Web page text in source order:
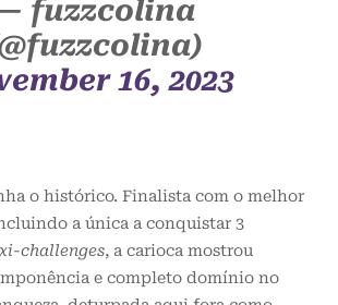
fuzzcolina
16, 2023
o histórico. Finalista com o melhor
a única a conquistar 3
challenges, a carioca mostrou
e completo domínio no